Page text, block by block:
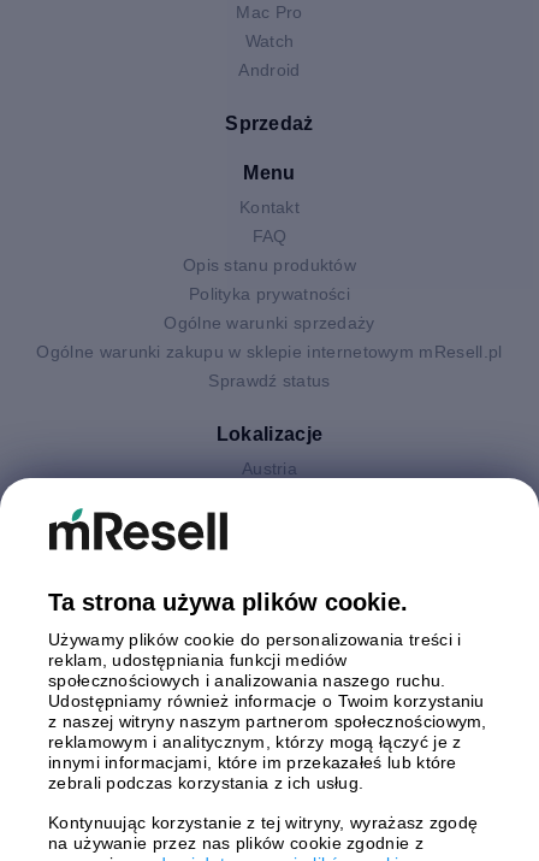
Mac Pro
Watch
Android
Sprzedaż
Menu
Kontakt
FAQ
Opis stanu produktów
Polityka prywatności
Ogólne warunki sprzedaży
Ogólne warunki zakupu w sklepie internetowym mResell.pl
Sprawdź status
Lokalizacje
Austria
Polska
Szwecja
Wielka Brytania
Włochy
Płatności
Ta strona używa plików cookie.
Używamy plików cookie do personalizowania treści i
reklam, udostępniania funkcji mediów
społecznościowych i analizowania naszego ruchu.
Udostępniamy również informacje o Twoim korzystaniu
z naszej witryny naszym partnerom społecznościowym,
reklamowym i analitycznym, którzy mogą łączyć je z
innymi informacjami, które im przekazałeś lub które
zebrali podczas korzystania z ich usług.
Kontynuując korzystanie z tej witryny, wyrażasz zgodę
na używanie przez nas plików cookie zgodnie z